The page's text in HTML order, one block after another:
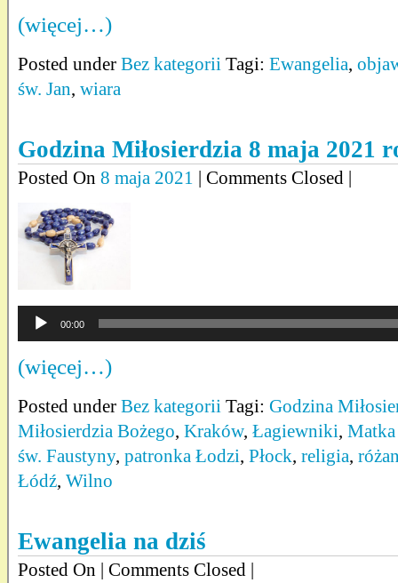
(więcej…)
Posted under Bez kategorii Tagi: Ewangelia,
św. Jan, wiara
Godzina Miłosierdzia 8 maja 2021
Posted On 8 maja 2021 | Comments Closed |
Odtwarzacz
plików
dźwiękowych
00:00
(więcej…)
Posted under Bez kategorii Tagi: Godzina
Miłosierdzia Bożego, Kraków, Łagiewniki, Matka
św. Faustyny, patronka Łodzi, Płock, religia,
Łódź, Wilno
Ewangelia na dziś
Posted On | Comments Closed |